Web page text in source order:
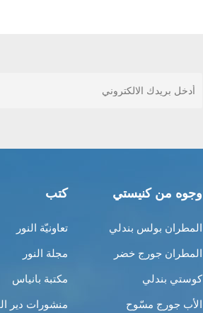
وجوه من كنيستي
المطران بولس بندلي
المطران جورج خضر
كوستي بندلي
الأب جورج مسّوح
كتب
تعاونيّة النور
مجلة النور
مكتبة بانياس
منشورات دير